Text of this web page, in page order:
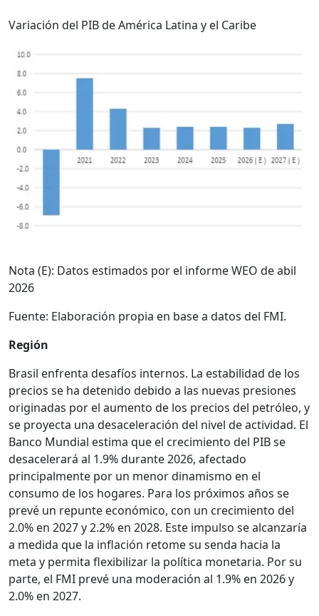
Variación del PIB de América Latina y el Caribe
Nota (E): Datos estimados por el informe WEO de abil
2026
Fuente: Elaboración propia en base a datos del FMI.
Región
Brasil enfrenta desafíos internos. La estabilidad de los
precios se ha detenido debido a las nuevas presiones
originadas por el aumento de los precios del petróleo, y
se proyecta una desaceleración del nivel de actividad. El
Banco Mundial estima que el crecimiento del PIB se
desacelerará al 1.9% durante 2026, afectado
principalmente por un menor dinamismo en el
consumo de los hogares. Para los próximos años se
prevé un repunte económico, con un crecimiento del
2.0% en 2027 y 2.2% en 2028. Este impulso se alcanzaría
a medida que la inflación retome su senda hacia la
meta y permita flexibilizar la política monetaria. Por su
parte, el FMI prevé una moderación al 1.9% en 2026 y
2.0% en 2027.